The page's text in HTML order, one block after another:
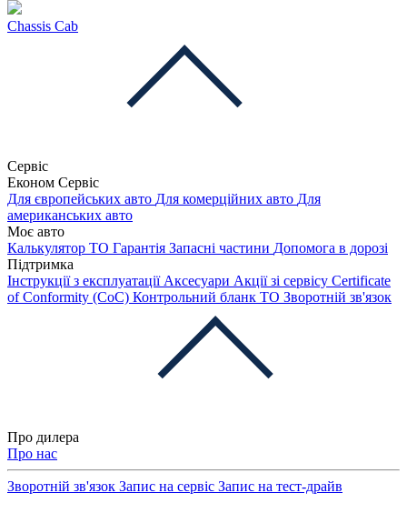
Chassis Cab
Сервіс
Економ Сервіс
Для європейських авто Для комерційних авто Для
американських авто
Моє авто
Калькулятор ТО Гарантія Запасні частини Допомога в дорозі
Підтримка
Інструкції з експлуатації Аксесуари Акції зі сервісу Certificate
of Conformity (CoC) Контрольний бланк ТО Зворотній зв'язок
Про дилера
Про нас
Зворотній зв'язок Запис на сервіс Запис на тест-драйв